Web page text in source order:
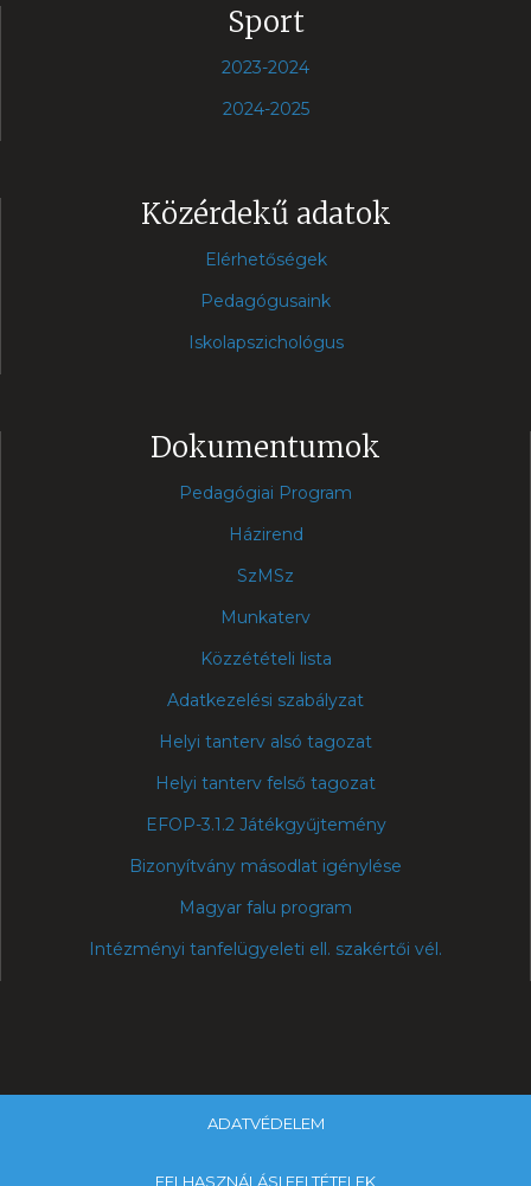
Sport
2023-2024
2024-2025
Közérdekű adatok
Elérhetőségek
Pedagógusaink
Iskolapszichológus
Dokumentumok
Pedagógiai Program
Házirend
SzMSz
Munkaterv
Közzétételi lista
Adatkezelési szabályzat
Helyi tanterv alsó tagozat
Helyi tanterv felső tagozat
EFOP-3.1.2 Játékgyűjtemény
Bizonyítvány másodlat igénylése
Magyar falu program
Intézményi tanfelügyeleti ell. szakértői vél.
ADATVÉDELEM
FELHASZNÁLÁSI FELTÉTELEK